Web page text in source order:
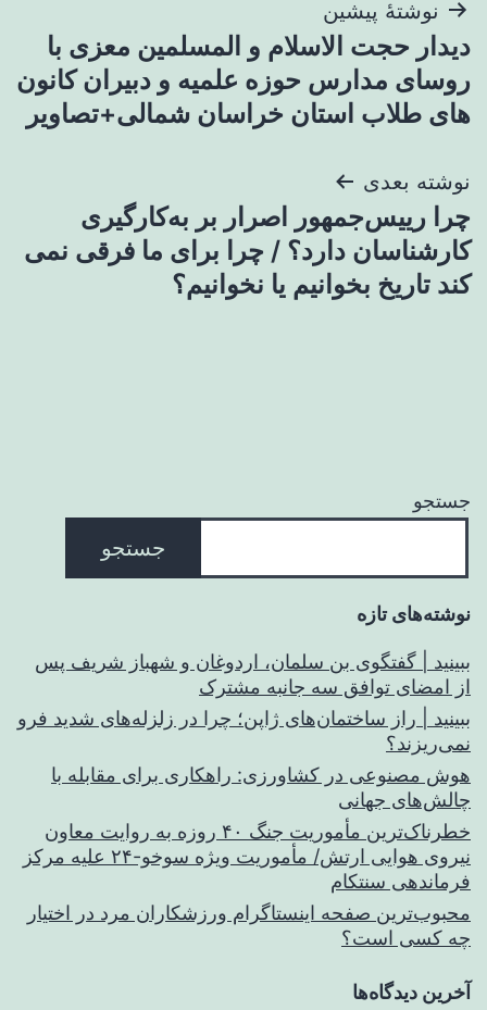
راهبری
نوشته
نوشتهٔ پیشین
دیدار حجت الاسلام و المسلمین معزی با
روسای مدارس حوزه علمیه و دبیران کانون
های طلاب استان خراسان شمالی+تصاویر
نوشته بعدی
چرا رییس‌جمهور اصرار بر به‌کارگیری
کارشناسان دارد؟ / چرا برای ما فرقی نمی
کند تاریخ بخوانیم یا نخوانیم؟
جستجو
جستجو
نوشته‌های تازه
ببینید | گفتگوی بن سلمان، اردوغان و شهباز شریف پس
از امضای توافق سه جانبه مشترک
ببینید | راز ساختمان‌های ژاپن؛ چرا در زلزله‌های شدید فرو
نمی‌ریزند؟
هوش مصنوعی در کشاورزی: راهکاری برای مقابله با
چالش‌های جهانی
خطرناک‌ترین مأموریت جنگ ۴۰ روزه به روایت معاون
نیروی هوایی ارتش/ مأموریت ویژه سوخو-۲۴ علیه مرکز
فرماندهی سنتکام
محبوب‌ترین صفحه اینستاگرام ورزشکاران مرد در اختیار
چه کسی است؟
آخرین دیدگاه‌ها